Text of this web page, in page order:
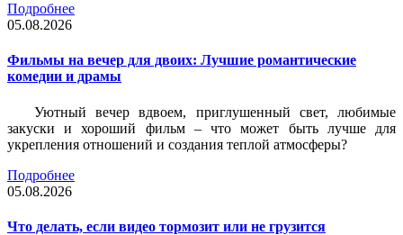
Подробнее
05.08.2026
Фильмы на вечер для двоих: Лучшие романтические
комедии и драмы
Уютный вечер вдвоем, приглушенный свет, любимые
закуски и хороший фильм – что может быть лучше для
укрепления отношений и создания теплой атмосферы?
Подробнее
05.08.2026
Что делать, если видео тормозит или не грузится